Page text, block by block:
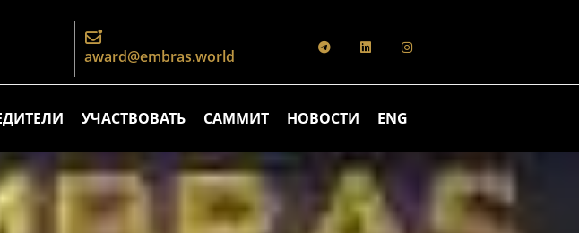
award@embras.world
УЧАСТВОВАТЬ САММИТ НОВОСТИ ENG